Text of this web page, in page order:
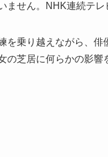
ません。NHK連続テ
を乗り越えながら、
の芝居に何らかの影響